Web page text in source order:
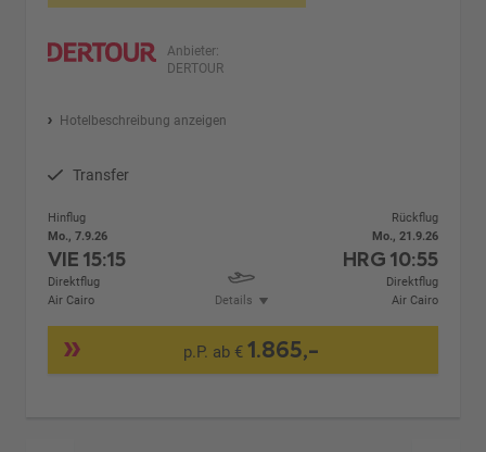
Anbieter:
DERTOUR
Hotelbeschreibung anzeigen
Transfer
Hinflug
Mo., 7.9.26
VIE15:15
Direktflug
Air Cairo
Details
Rückflug
Mo., 21.9.26
HRG 10:55
Direktflug
Air Cairo
p.P. ab € 1.865,-